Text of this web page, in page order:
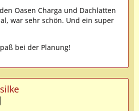
Oasen Charga und Dachlatten
war sehr schön. Und ein super
bei der Planung!